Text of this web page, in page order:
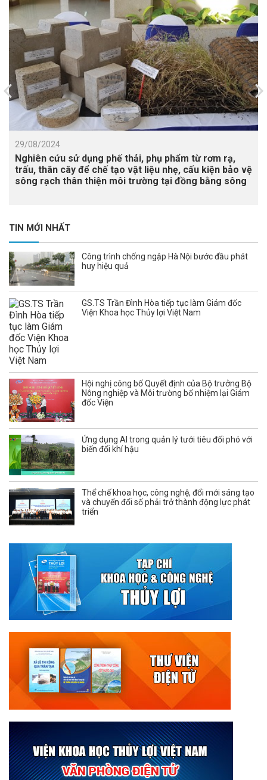
29/08/2024
Nghiên cứu sử dụng phế thải, phụ phẩm từ rơm rạ,
trấu, thân cây để chế tạo vật liệu nhẹ, cấu kiện bảo vệ
sông rạch thân thiện môi trường tại đồng bằng sông
TIN MỚI NHẤT
Công trình chống ngập Hà Nội bước đầu phát
huy hiệu quả
GS.TS Trần Đình Hòa tiếp tục làm Giám đốc
Viện Khoa học Thủy lợi Việt Nam
Hội nghị công bố Quyết định của Bộ trưởng Bộ
Nông nghiệp và Môi trường bổ nhiệm lại Giám
đốc Viện
Ứng dụng AI trong quản lý tưới tiêu đối phó với
biến đổi khí hậu
Thể chế khoa học, công nghệ, đổi mới sáng tạo
và chuyển đổi số phải trở thành động lực phát
triển